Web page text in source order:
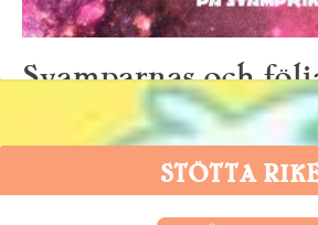
Svamparnas och
topplistor
4 december, 2020
STÖTTA